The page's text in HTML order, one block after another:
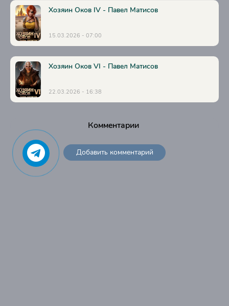
Хозяин Оков IV - Павел Матисов
15.03.2026 - 07:00
Хозяин Оков VI - Павел Матисов
22.03.2026 - 16:38
Комментарии
Добавить комментарий